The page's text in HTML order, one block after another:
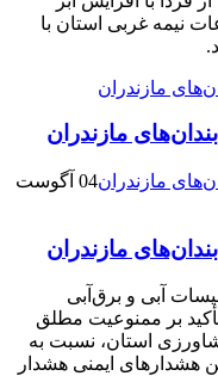
نیمه غربی استان با
مازندران
04 آگوست
مازندران
آبی و برق‌آبی
بر ممنوعیت مطلق
استان، نسبت به
هشدارهای ایمنی هشدار